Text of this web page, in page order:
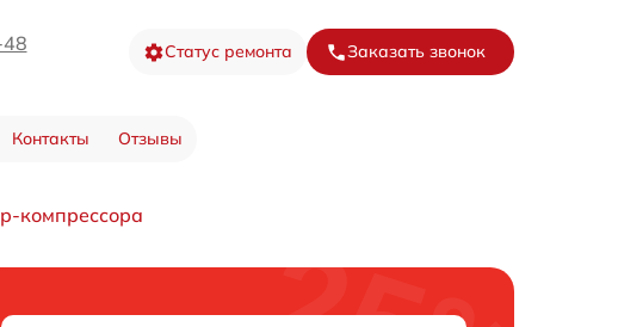
Статус ремонта Заказать звонок
Контакты Отзывы
компрессора